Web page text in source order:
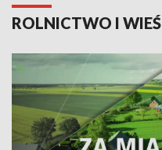
ROLNICTWO I WIEŚ